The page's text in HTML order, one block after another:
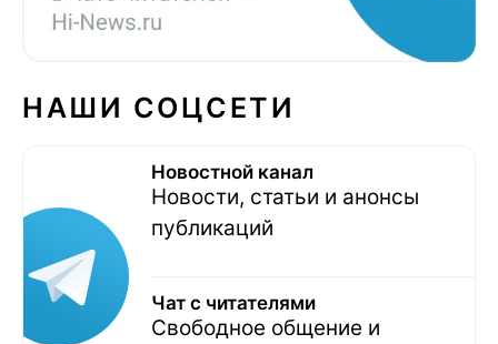
НАШИ СОЦСЕТИ
Новостной канал
Новости, статьи и анонсы
публикаций
Чат с читателями
Свободное общение и